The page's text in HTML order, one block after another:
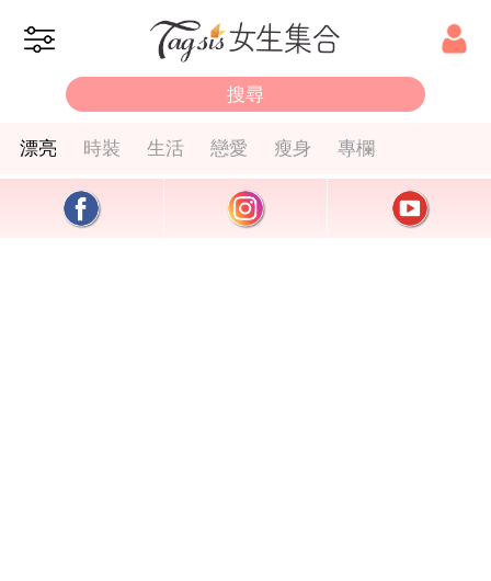
漂亮 時裝 生活 戀愛 瘦身 專欄